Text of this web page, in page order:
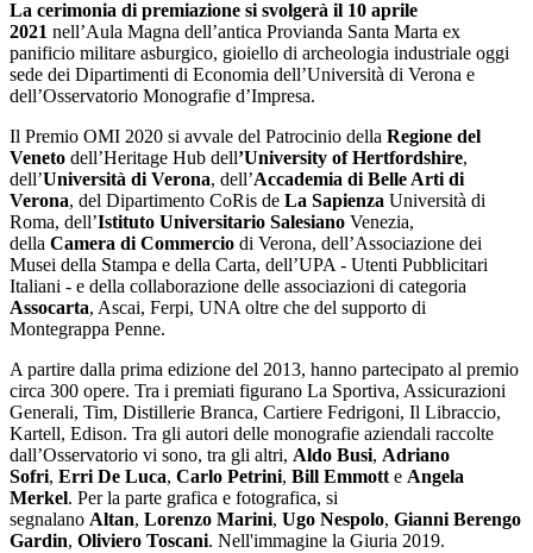
La cerimonia di premiazione si svolgerà il 10 aprile
2021 nell’Aula Magna dell’antica Provianda Santa Marta ex
panificio militare asburgico, gioiello di archeologia industriale oggi
sede dei Dipartimenti di Economia dell’Università di Verona e
dell’Osservatorio Monografie d’Impresa.
Il Premio OMI 2020 si avvale del Patrocinio della Regione del
Veneto dell’Heritage Hub dell’University of Hertfordshire,
dell’Università di Verona, dell’Accademia di Belle Arti di
Verona, del Dipartimento CoRis de La Sapienza Università di
Roma, dell’Istituto Universitario Salesiano Venezia,
della Camera di Commercio di Verona, dell’Associazione dei
Musei della Stampa e della Carta, dell’UPA - Utenti Pubblicitari
Italiani - e della collaborazione delle associazioni di categoria
Assocarta, Ascai, Ferpi, UNA oltre che del supporto di
Montegrappa Penne.
A partire dalla prima edizione del 2013, hanno partecipato al premio
circa 300 opere. Tra i premiati figurano La Sportiva, Assicurazioni
Generali, Tim, Distillerie Branca, Cartiere Fedrigoni, Il Libraccio,
Kartell, Edison. Tra gli autori delle monografie aziendali raccolte
dall’Osservatorio vi sono, tra gli altri, Aldo Busi, Adriano
Sofri, Erri De Luca, Carlo Petrini, Bill Emmott e Angela
Merkel. Per la parte grafica e fotografica, si
segnalano Altan, Lorenzo Marini, Ugo Nespolo, Gianni Berengo
Gardin, Oliviero Toscani. Nell'immagine la Giuria 2019.